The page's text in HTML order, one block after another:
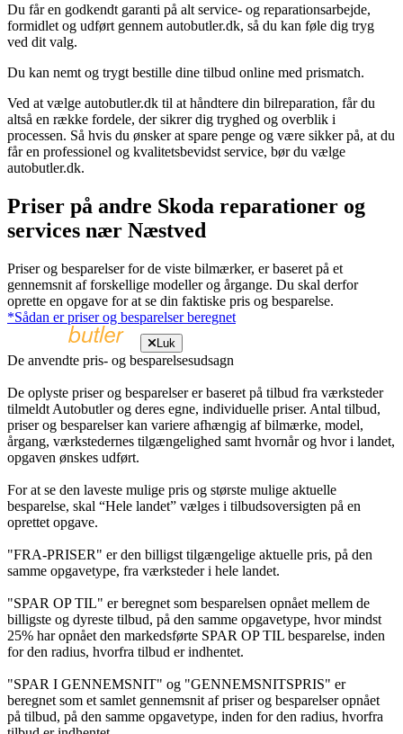
Du får en godkendt garanti på alt service- og reparationsarbejde,
formidlet og udført gennem autobutler.dk, så du kan føle dig tryg
ved dit valg.
Du kan nemt og trygt bestille dine tilbud online med prismatch.
Ved at vælge autobutler.dk til at håndtere din bilreparation, får du
altså en række fordele, der sikrer dig tryghed og overblik i
processen. Så hvis du ønsker at spare penge og være sikker på, at du
får en professionel og kvalitetsbevidst service, bør du vælge
autobutler.dk.
Priser på andre Skoda reparationer og
services nær Næstved
Priser og besparelser for de viste bilmærker, er baseret på et
gennemsnit af forskellige modeller og årgange. Du skal derfor
oprette en opgave for at se din faktiske pris og besparelse.
*Sådan er priser og besparelser beregnet
Luk
De anvendte pris- og besparelsesudsagn
De oplyste priser og besparelser er baseret på tilbud fra værksteder
tilmeldt Autobutler og deres egne, individuelle priser. Antal tilbud,
priser og besparelser kan variere afhængig af bilmærke, model,
årgang, værkstedernes tilgængelighed samt hvornår og hvor i landet,
opgaven ønskes udført.
For at se den laveste mulige pris og største mulige aktuelle
besparelse, skal “Hele landet” vælges i tilbudsoversigten på en
oprettet opgave.
"FRA-PRISER" er den billigst tilgængelige aktuelle pris, på den
samme opgavetype, fra værksteder i hele landet.
"SPAR OP TIL" er beregnet som besparelsen opnået mellem de
billigste og dyreste tilbud, på den samme opgavetype, hvor mindst
25% har opnået den markedsførte SPAR OP TIL besparelse, inden
for den radius, hvorfra tilbud er indhentet.
"SPAR I GENNEMSNIT" og "GENNEMSNITSPRIS" er
beregnet som et samlet gennemsnit af priser og besparelser opnået
på tilbud, på den samme opgavetype, inden for den radius, hvorfra